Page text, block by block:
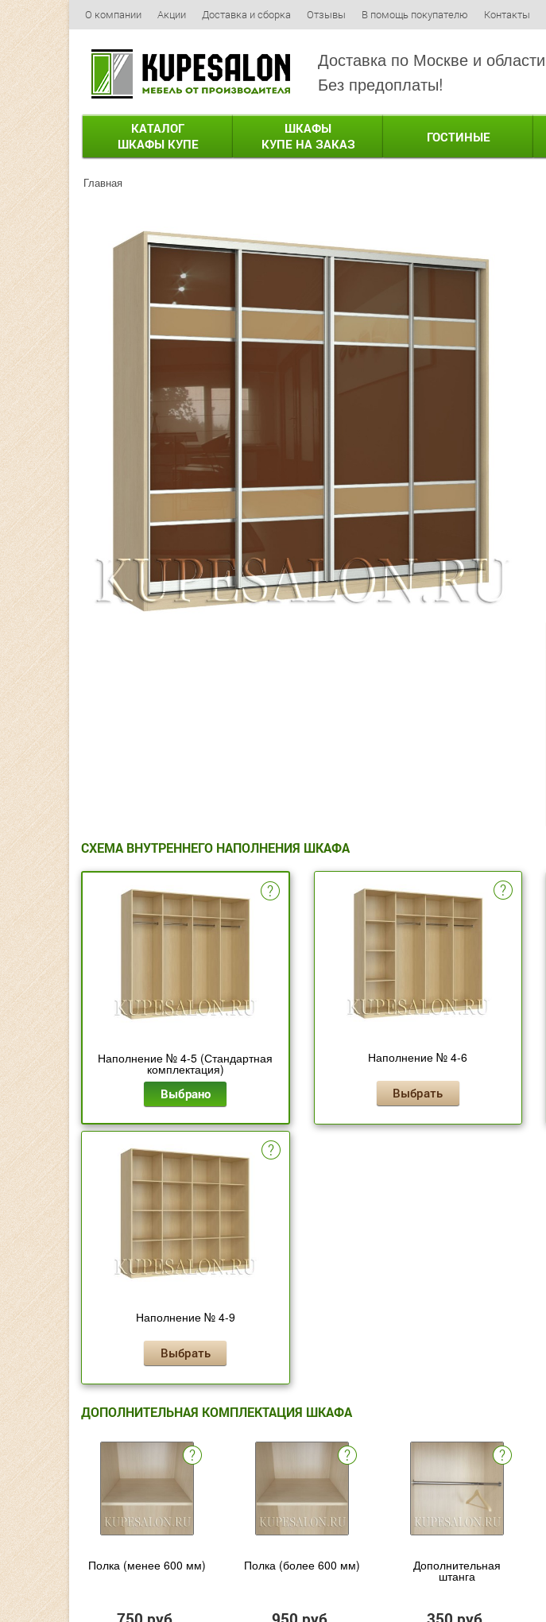
О компании Акции Доставка и сборка Отзывы В помощь покупателю Контакты
Доставка по Москве и области
Без предоплаты!
КАТАЛОГ
ШКАФЫ КУПЕ
ШКАФЫ
КУПЕ НА ЗАКАЗ
ГОСТИНЫЕ
Главная
СХЕМА ВНУТРЕННЕГО НАПОЛНЕНИЯ ШКАФА
Наполнение № 4-5 (Стандартная
комплектация)
Выбрано
Наполнение № 4-6
Выбрать
Наполнение № 4-9
Выбрать
ДОПОЛНИТЕЛЬНАЯ КОМПЛЕКТАЦИЯ ШКАФА
Полка (менее 600 мм) Полка (более 600 мм) Дополнительная
штанга